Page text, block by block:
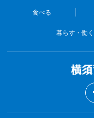
食べる
暮らす・働く